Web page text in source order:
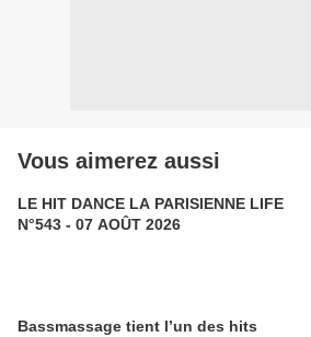
Vous aimerez aussi
LE HIT DANCE LA PARISIENNE LIFE
N°543 - 07 AOÛT 2026
Bassmassage tient l’un des hits